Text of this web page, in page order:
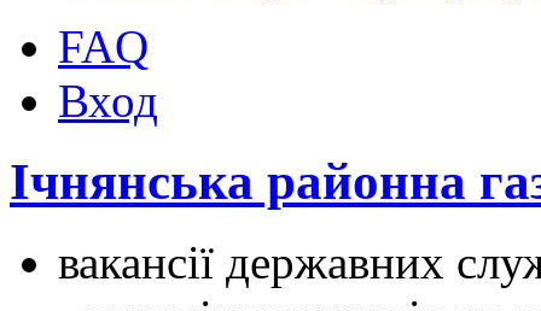
FAQ
Вход
Ічнянська районна
вакансії державних